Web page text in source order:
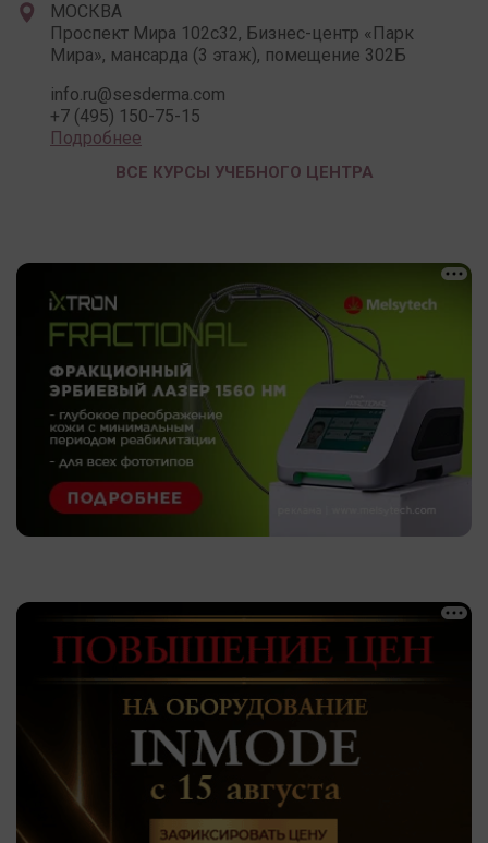
МОСКВА
Проспект Мира 102c32, Бизнес-центр «Парк
Мира», мансарда (3 этаж), помещение 302Б
info.ru@sesderma.com
+7 (495) 150-75-15
Подробнее
ВСЕ КУРСЫ УЧЕБНОГО ЦЕНТРА